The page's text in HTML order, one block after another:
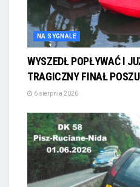
NA SYGNALE
WYSZEDŁ POPŁYWAĆ I
TRAGICZNY FINAŁ
6 sierpnia 2026